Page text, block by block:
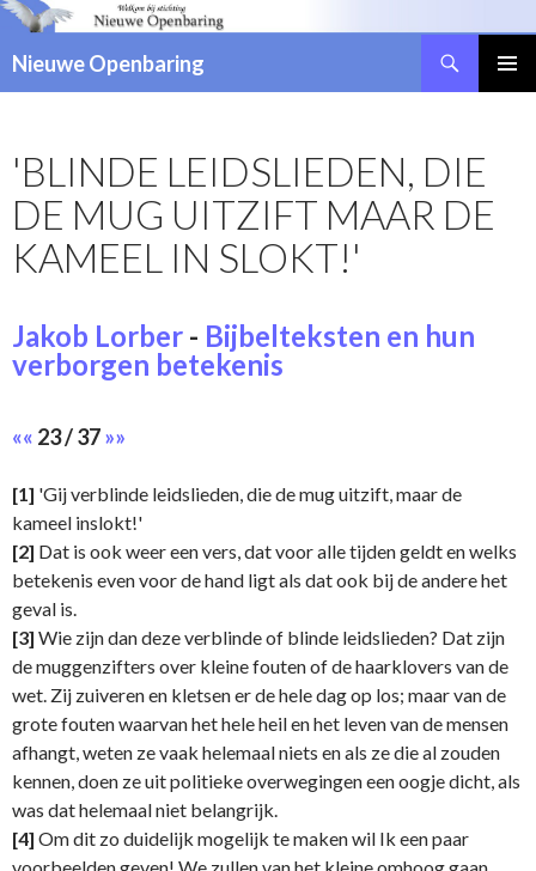
Nieuwe Openbaring
SPRINGEN
'BLINDE LEIDSLIEDEN, DIE
DE MUG UITZIFT MAAR DE
KAMEEL IN SLOKT!'
Jakob Lorber - Bijbelteksten en hun
verborgen betekenis
«« 23 / 37»»
[1] 'Gij verblinde leidslieden, die de mug uitzift, maar de
kameel inslokt!'
[2] Dat is ook weer een vers, dat voor alle tijden geldt en welks
betekenis even voor de hand ligt als dat ook bij de andere het
geval is.
[3] Wie zijn dan deze verblinde of blinde leidslieden? Dat zijn
de muggenzifters over kleine fouten of de haarklovers van de
wet. Zij zuiveren en kletsen er de hele dag op los; maar van de
grote fouten waarvan het hele heil en het leven van de mensen
afhangt, weten ze vaak helemaal niets en als ze die al zouden
kennen, doen ze uit politieke overwegingen een oogje dicht, als
was dat helemaal niet belangrijk.
[4] Om dit zo duidelijk mogelijk te maken wil Ik een paar